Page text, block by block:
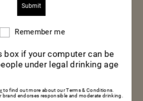
Remember
Remember me
box if your computer can be
under legal drinking age
to find out more about our Terms & Conditions.
brand endorses responsible and moderate drinking.